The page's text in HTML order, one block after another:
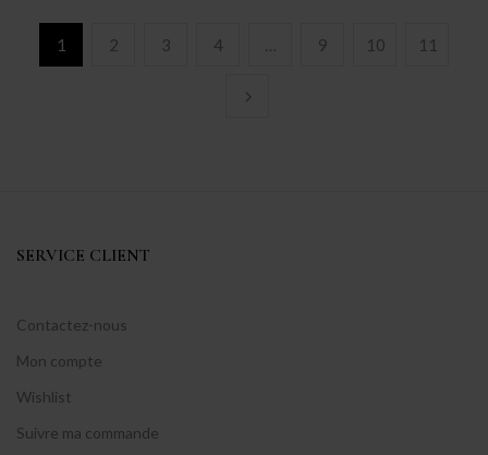
1 2 3 4 … 9 10 11
SERVICE CLIENT
Contactez-nous
Mon compte
Wishlist
Suivre ma commande